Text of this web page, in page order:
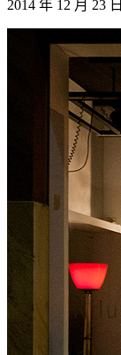
2014 年 12 月 23 日